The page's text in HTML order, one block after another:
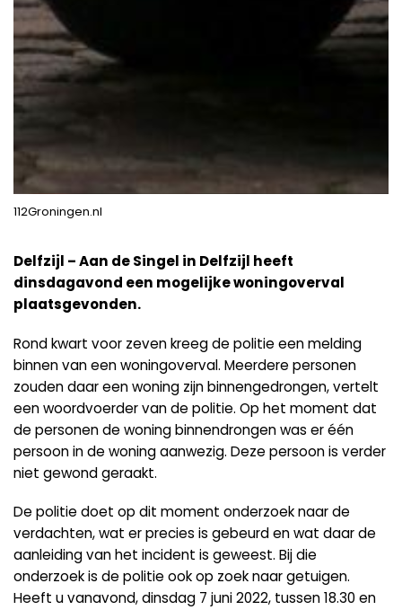
112Groningen.nl
Delfzijl – Aan de Singel in Delfzijl heeft
dinsdagavond een mogelijke woningoverval
plaatsgevonden.
Rond kwart voor zeven kreeg de politie een melding
binnen van een woningoverval. Meerdere personen
zouden daar een woning zijn binnengedrongen, vertelt
een woordvoerder van de politie. Op het moment dat
de personen de woning binnendrongen was er één
persoon in de woning aanwezig. Deze persoon is verder
niet gewond geraakt.
De politie doet op dit moment onderzoek naar de
verdachten, wat er precies is gebeurd en wat daar de
aanleiding van het incident is geweest. Bij die
onderzoek is de politie ook op zoek naar getuigen.
Heeft u vanavond, dinsdag 7 juni 2022, tussen 18.30 en